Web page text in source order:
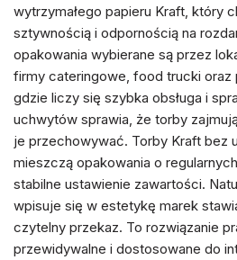
wytrzymałego papieru Kraft, który
sztywnością i odpornością na
opakowania wybierane są przez
firmy cateringowe, food trucki
gdzie liczy się szybka obsługa i
uchwytów sprawia, że torby
je przechowywać. Torby Kraft bez
mieszczą opakowania o
stabilne ustawienie zawartości.
wpisuje się w estetykę marek
czytelny przekaz. To rozwiązanie
przewidywalne i dostosowane do